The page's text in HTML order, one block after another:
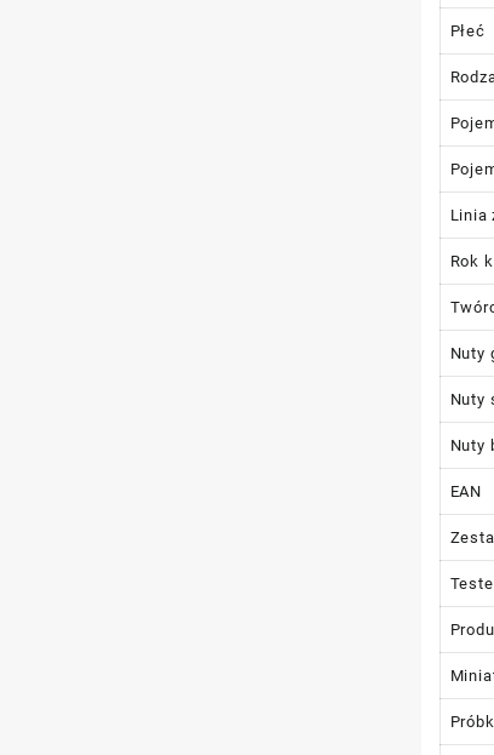
Płeć
Linia
Rok
Nuty
Nuty
Nuty
EAN